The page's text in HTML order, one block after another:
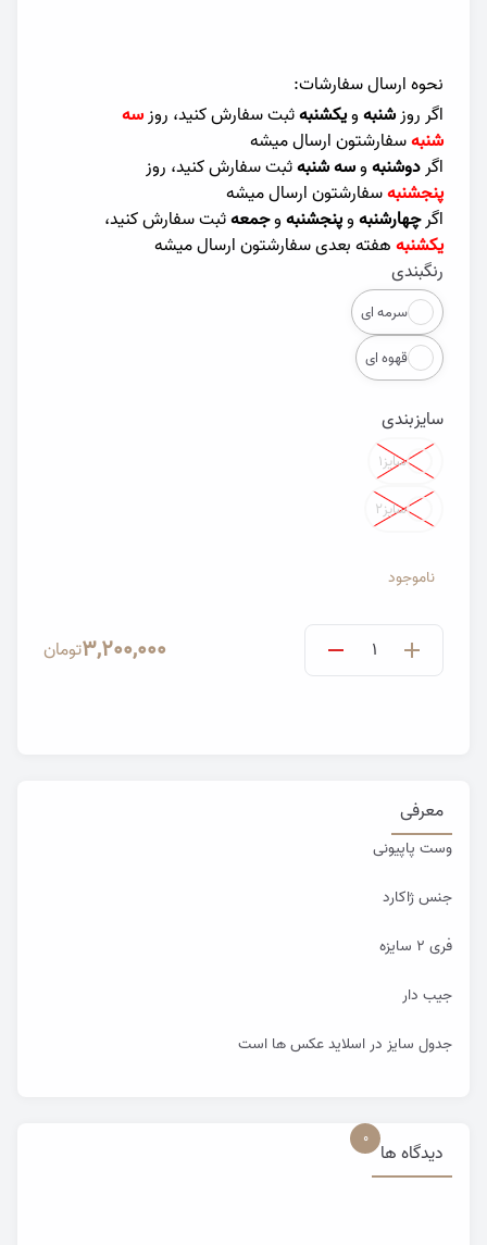
نحوه ارسال سفارشات:
اگر روزشنبهویکشنبهثبت سفارش کنید، روزسه
شنبهسفارشتون ارسال میشه
اگردوشنبهوسه شنبهثبت سفارش کنید، روز
پنجشنبهسفارشتون ارسال میشه
اگرچهارشنبهوپنجشنبهوجمعهثبت سفارش کنید،
یکشنبههفته بعدی سفارشتون ارسال میشه
رنگبندی
Colorسرمه ای
قهوه ای
سایزبندی
Color سایز۱
سایز۲
ناموجود
3,200,000تومان
معرفی
وست پاپیونی
جنس ژاکارد
فری ۲ سایزه
جیب دار
جدول سایز در اسلاید عکس ها است
دیدگاه ها
0